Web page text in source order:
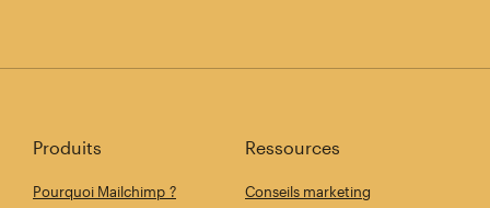
Produits
Pourquoi Mailchimp ?
Ressources
Conseils marketing